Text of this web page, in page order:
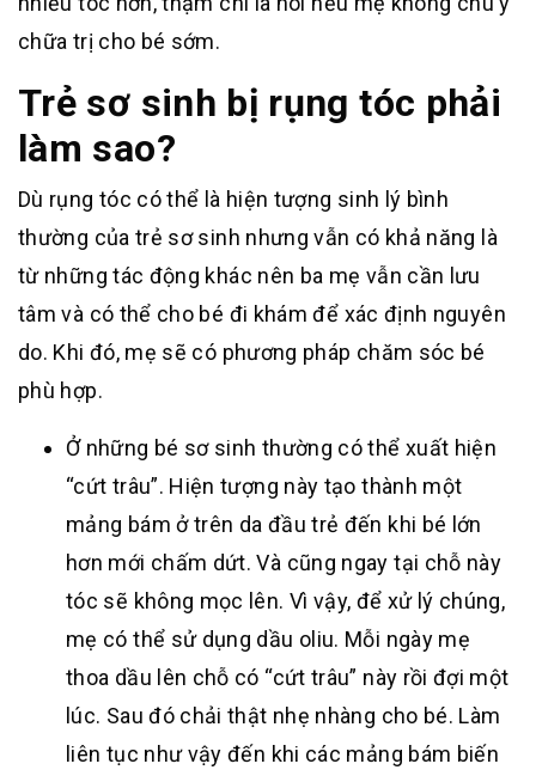
chữa trị cho bé sớm.
Trẻ sơ sinh bị rụng tóc phải
làm sao?
Dù rụng tóc có thể là hiện tượng sinh lý bình
thường của trẻ sơ sinh nhưng vẫn có khả năng là
từ những tác động khác nên ba mẹ vẫn cần lưu
tâm và có thể cho bé đi khám để xác định nguyên
do. Khi đó, mẹ sẽ có phương pháp chăm sóc bé
phù hợp.
Ở những bé sơ sinh thường có thể xuất hiện
“cứt trâu”. Hiện tượng này tạo thành một
mảng bám ở trên da đầu trẻ đến khi bé lớn
hơn mới chấm dứt. Và cũng ngay tại chỗ này
tóc sẽ không mọc lên. Vì vậy, để xử lý chúng,
mẹ có thể sử dụng dầu oliu. Mỗi ngày mẹ
thoa dầu lên chỗ có “cứt trâu” này rồi đợi một
lúc. Sau đó chải thật nhẹ nhàng cho bé. Làm
liên tục như vậy đến khi các mảng bám biến